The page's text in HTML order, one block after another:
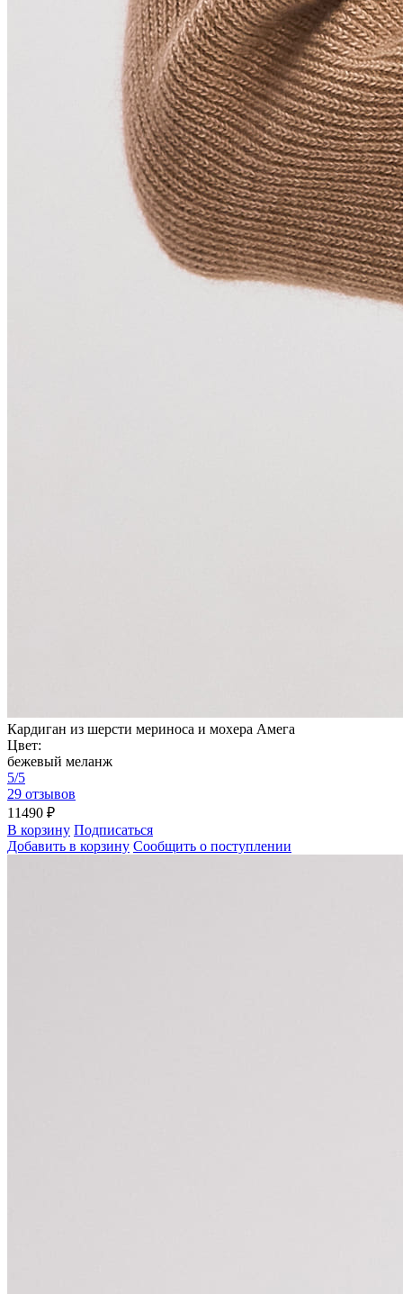
Кардиган из шерсти мериноса и мохера Амега
Цвет:
бежевый меланж
5/5
29 отзывов
11490 ₽
В корзину Подписаться
Добавить в корзину Сообщить о поступлении